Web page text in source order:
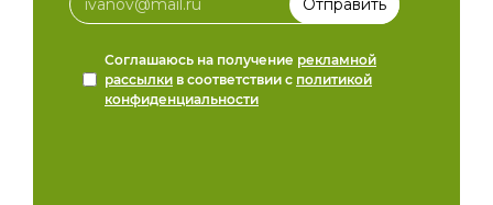
Соглашаюсь на получение рекламной
рассылки в соответствии с политикой
конфиденциальности